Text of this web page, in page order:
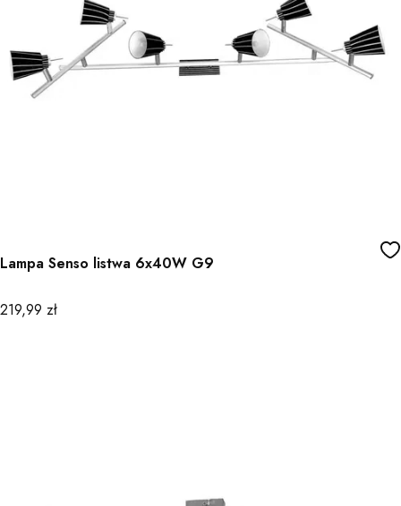
Lampa Senso listwa 6x40W G9
Cena
219,99 zł